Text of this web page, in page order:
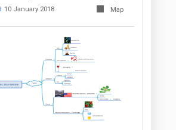
10 January 2018 Map